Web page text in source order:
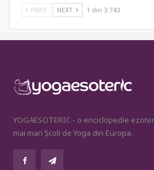
PREV NEXT 1 din 3.743
YOGAESOTERIC - o enciclopedie
mai mari Școli de Yoga din Europa.